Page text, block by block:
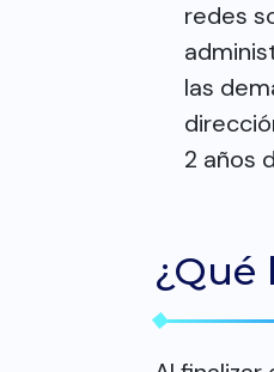
redes
las
2 años
¿Qué